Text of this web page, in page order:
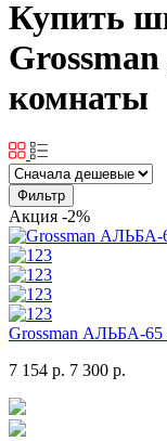
Купить
комнаты
Фильтр
Акция -2%
Grossman АЛЬБА-65
7 154 р. 7 300 р.